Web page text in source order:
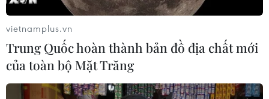
vietnamplus.vn
Trung Quốc hoàn thành bản đồ địa chất mới
của toàn bộ Mặt Trăng